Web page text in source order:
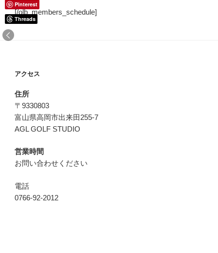
[/olb_members_schedule]
アクセス
住所
〒9330803
富山県高岡市出来田255-7
AGL GOLF STUDIO
営業時間
お問い合わせください
電話
0766-92-2012
Pinterest
Threads